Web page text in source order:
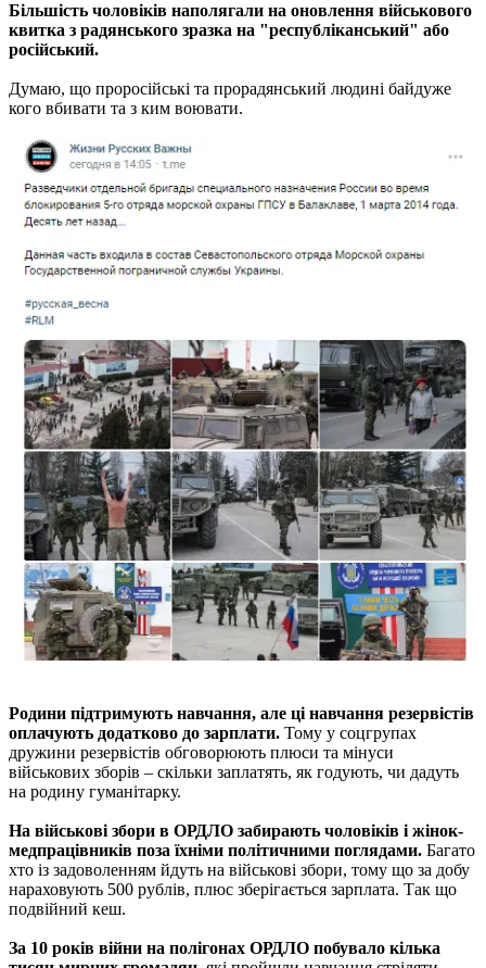
Більшість чоловіків наполягали на оновлення військового
квитка з радянського зразка на "республіканський" або
російський.
Думаю, що проросійські та прорадянський людині байдуже
кого вбивати та з ким воювати.
Родини підтримують навчання, але ці навчання резервістів
оплачують додатково до зарплати. Тому у соцгрупах
дружини резервістів обговорюють плюси та мінуси
військових зборів – скільки заплатять, як годують, чи дадуть
на родину гуманітарку.
На військові збори в ОРДЛО забирають чоловіків і жінок-
медпрацівників поза їхніми політичними поглядами. Багато
хто із задоволенням йдуть на військові збори, тому що за добу
нараховують 500 рублів, плюс зберігається зарплата. Так що
подвійний кеш.
За 10 років війни на полігонах ОРДЛО побувало кілька